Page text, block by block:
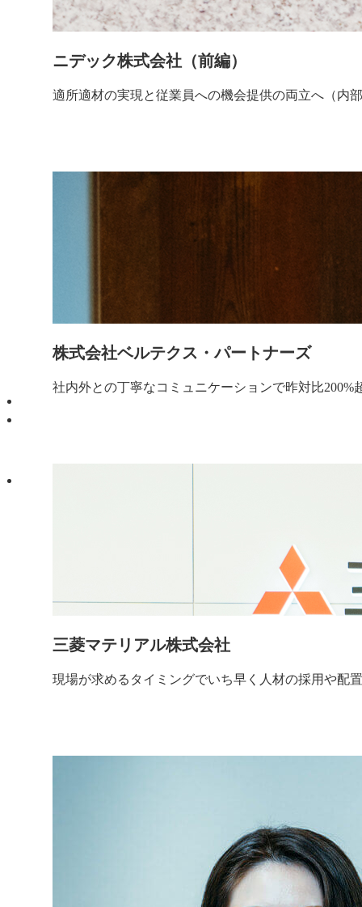
ニデック株式会社（前編）
適所適材の実現と従業員への機会提供の両立へ（内
株式会社ベルテクス・パートナーズ
社内外との丁寧なコミュニケーションで昨対比200%
三菱マテリアル株式会社
現場が求めるタイミングでいち早く人材の採用や配